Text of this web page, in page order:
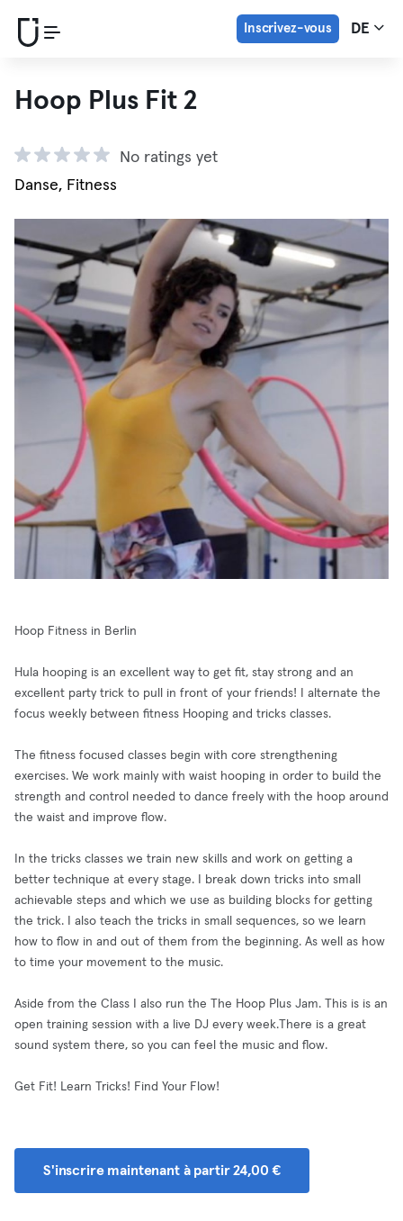
Inscrivez-vous DE
Hoop Plus Fit 2
No ratings yet
Danse, Fitness
Hoop Fitness in Berlin
Hula hooping is an excellent way to get fit, stay strong and an
excellent party trick to pull in front of your friends! I alternate the
focus weekly between fitness Hooping and tricks classes.
The fitness focused classes begin with core strengthening
exercises. We work mainly with waist hooping in order to build the
strength and control needed to dance freely with the hoop around
the waist and improve flow.
In the tricks classes we train new skills and work on getting a
better technique at every stage. I break down tricks into small
achievable steps and which we use as building blocks for getting
the trick. I also teach the tricks in small sequences, so we learn
how to flow in and out of them from the beginning. As well as how
to time your movement to the music.
Aside from the Class I also run the The Hoop Plus Jam. This is is an
open training session with a live DJ every week.There is a great
sound system there, so you can feel the music and flow.
Get Fit! Learn Tricks! Find Your Flow!
S'inscrire maintenant à partir 24,00 €